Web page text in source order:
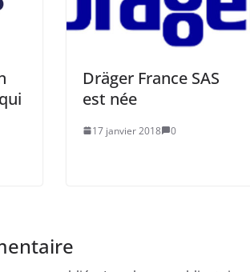
Dräger France SAS
est née
17 janvier 2018 0